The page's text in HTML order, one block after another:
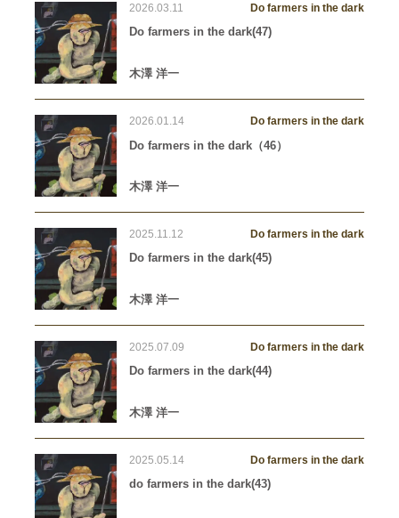
2026.03.11 Do farmers in the dark
Do farmers in the dark(47)
木澤 洋一
2026.01.14 Do farmers in the dark
Do farmers in the dark（46）
木澤 洋一
2025.11.12 Do farmers in the dark
Do farmers in the dark(45)
木澤 洋一
2025.07.09 Do farmers in the dark
Do farmers in the dark(44)
木澤 洋一
2025.05.14 Do farmers in the dark
do farmers in the dark(43)